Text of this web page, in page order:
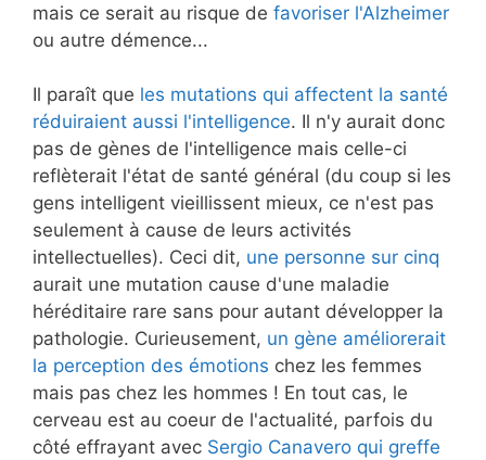
mais ce serait au risque de favoriser l'Alzheimer
ou autre démence...
Il paraît que les mutations qui affectent la santé
réduiraient aussi l'intelligence. Il n'y aurait donc
pas de gènes de l'intelligence mais celle-ci
reflèterait l'état de santé général (du coup si les
gens intelligent vieillissent mieux, ce n'est pas
seulement à cause de leurs activités
intellectuelles). Ceci dit, une personne sur cinq
aurait une mutation cause d'une maladie
héréditaire rare sans pour autant développer la
pathologie. Curieusement, un gène améliorerait
la perception des émotions chez les femmes
mais pas chez les hommes ! En tout cas, le
cerveau est au coeur de l'actualité, parfois du
côté effrayant avec Sergio Canavero qui greffe